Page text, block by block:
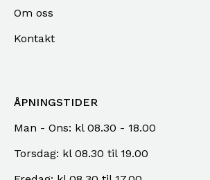
Om oss
Kontakt
ÅPNINGSTIDER
Man - Ons: kl 08.30 - 18.00
Torsdag: kl 08.30 til 19.00